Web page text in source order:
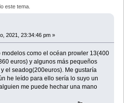
veces)
este tema.
2021, 23:34:46 pm »
como el océan prowler 13(400
euros) y algunos más pequeños
el seadog(200euros). Me gustaría
he leído para ello sería lo suyo un
me puede hechar una mano